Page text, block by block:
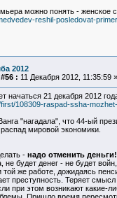
можно понять - женское
reshil-posledovat-
2012
: 11 Декабря 2012, 11:35:59 »
начаться 21 декабря 2012
108309-raspad-ssha-
"нагадала", что 44-ый
мировой экономики.
- надо отменить деньги!
не будет денег - не будет
той же работе, дожидаясь
преступность. Теряет
при этом возникают какие-